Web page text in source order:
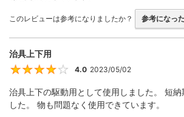
このレビューは参考になりましたか？ 参考になった
治具上下用
4
4.0 2023/05/02
治具上下の駆動用として使用しました。 短納
した。 物も問題なく使用できています。